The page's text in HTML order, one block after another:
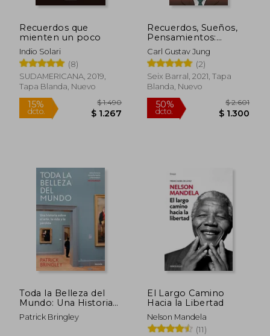
Recuerdos que
mienten un poco
Indio Solari
(8)
SUDAMERICANA, 2019,
Tapa Blanda, Nuevo
15%
dcto.
Recuerdos, Sueños,
Pensamientos:
Memorias
Carl Gustav Jung
(2)
Seix Barral, 2021, Tapa
Blanda, Nuevo
50%
dcto.
Toda la Belleza del
Mundo: Una Historia
Sobre el Arte, la Vida
y la Pérdida
Patrick Bringley
El Largo Camino
Hacia la Libertad
Nelson Mandela
(11)